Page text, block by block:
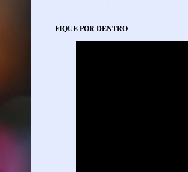
FIQUE POR DENTRO